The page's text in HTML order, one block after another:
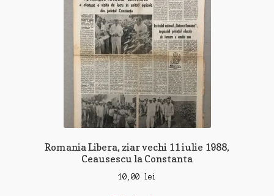
Romania Libera, ziar vechi 11 iulie 1988,
Ceausescu la Constanta
10,00 lei